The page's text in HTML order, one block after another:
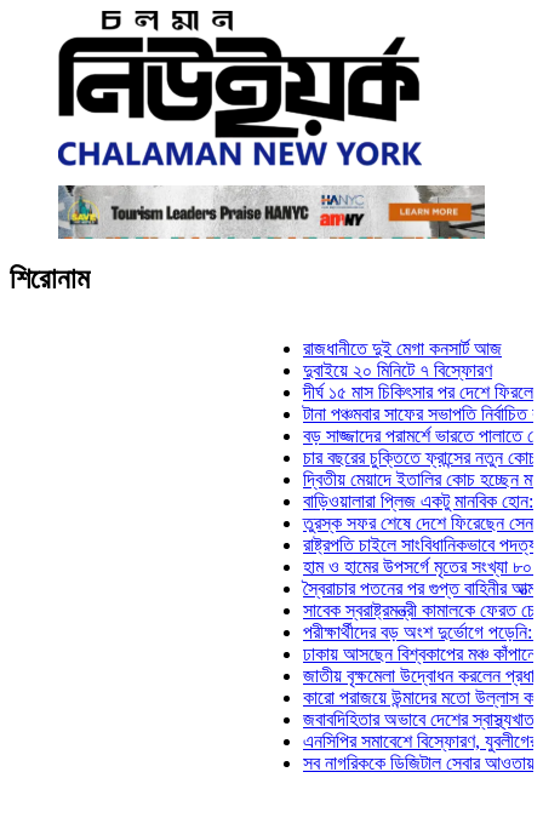
শিরোনাম
রাজধানীতে দুই মেগা কনসার্ট আজ
দুবাইয়ে ২০ মিনিটে ৭ বিস্ফোরণ
দীর্ঘ ১৫ মাস চিকিৎসার পর দেশে ফিরলেন
টানা পঞ্চমবার সাফের সভাপতি নির্বাচিত কাজী
বড় সাজ্জাদের পরামর্শে ভারতে পালাতে
চার বছরের চুক্তিতে ফ্রান্সের নতুন কোচ জিদান
দ্বিতীয় মেয়াদে ইতালির কোচ হচ্ছেন মানচিনি
বাড়িওয়ালারা প্লিজ একটু মানবিক হোন: মনিরা মিঠু
তুরস্ক সফর শেষে দেশে ফিরেছেন সেনাপ্রধান
রাষ্ট্রপতি চাইলে সাংবিধানিকভাবে পদত্যাগ করতে
হাম ও হামের উপসর্গে মৃতের সংখ্যা ৮০০ ছাড়াল
স্বৈরাচার পতনের পর গুপ্ত বাহিনীর আত্মপ্রকাশ:
সাবেক স্বরাষ্ট্রমন্ত্রী কামালকে ফেরত চেয়ে
পরীক্ষার্থীদের বড় অংশ দুর্ভোগে পড়েনি: ড.
ঢাকায় আসছেন বিশ্বকাপের মঞ্চ কাঁপানো সেই
জাতীয় বৃক্ষমেলা উদ্বোধন করলেন প্রধানমন্ত্রী
কারো পরাজয়ে উন্মাদের মতো উল্লাস করতে হয়
জবাবদিহিতার অভাবে দেশের স্বাস্থ্যখাত নানা
এনসিপির সমাবেশে বিস্ফোরণ, যুবলীগের দুই
সব নাগরিককে ডিজিটাল সেবার আওতায় আনতে